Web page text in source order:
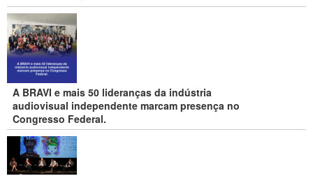
A BRAVI e mais 50 lideranças da indústria
audiovisual independente marcam presença no
Congresso Federal.